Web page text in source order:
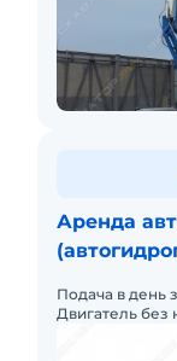
Аренда
Подача в день
Двигатель без